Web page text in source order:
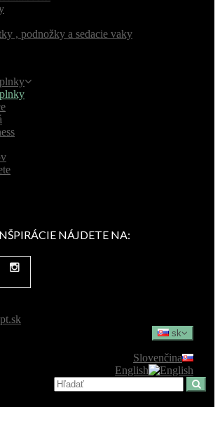
, podnožky a sedacie vaky
NÁJDETE NA:
sk
Slovenčina
English